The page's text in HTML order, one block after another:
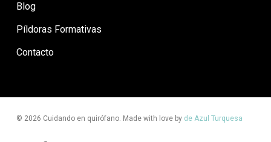
Blog
Píldoras Formativas
Contacto
© 2026 Cuidando en quirófano. Made with love by de Azul Turquesa